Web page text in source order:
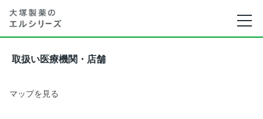
取扱い医療機関・店舗
マップを見る